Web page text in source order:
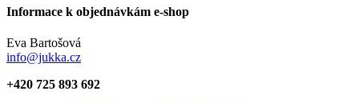
Informace k objednávkám e-shop
Eva Bartošová
info@jukka.cz
+420 725 893 692